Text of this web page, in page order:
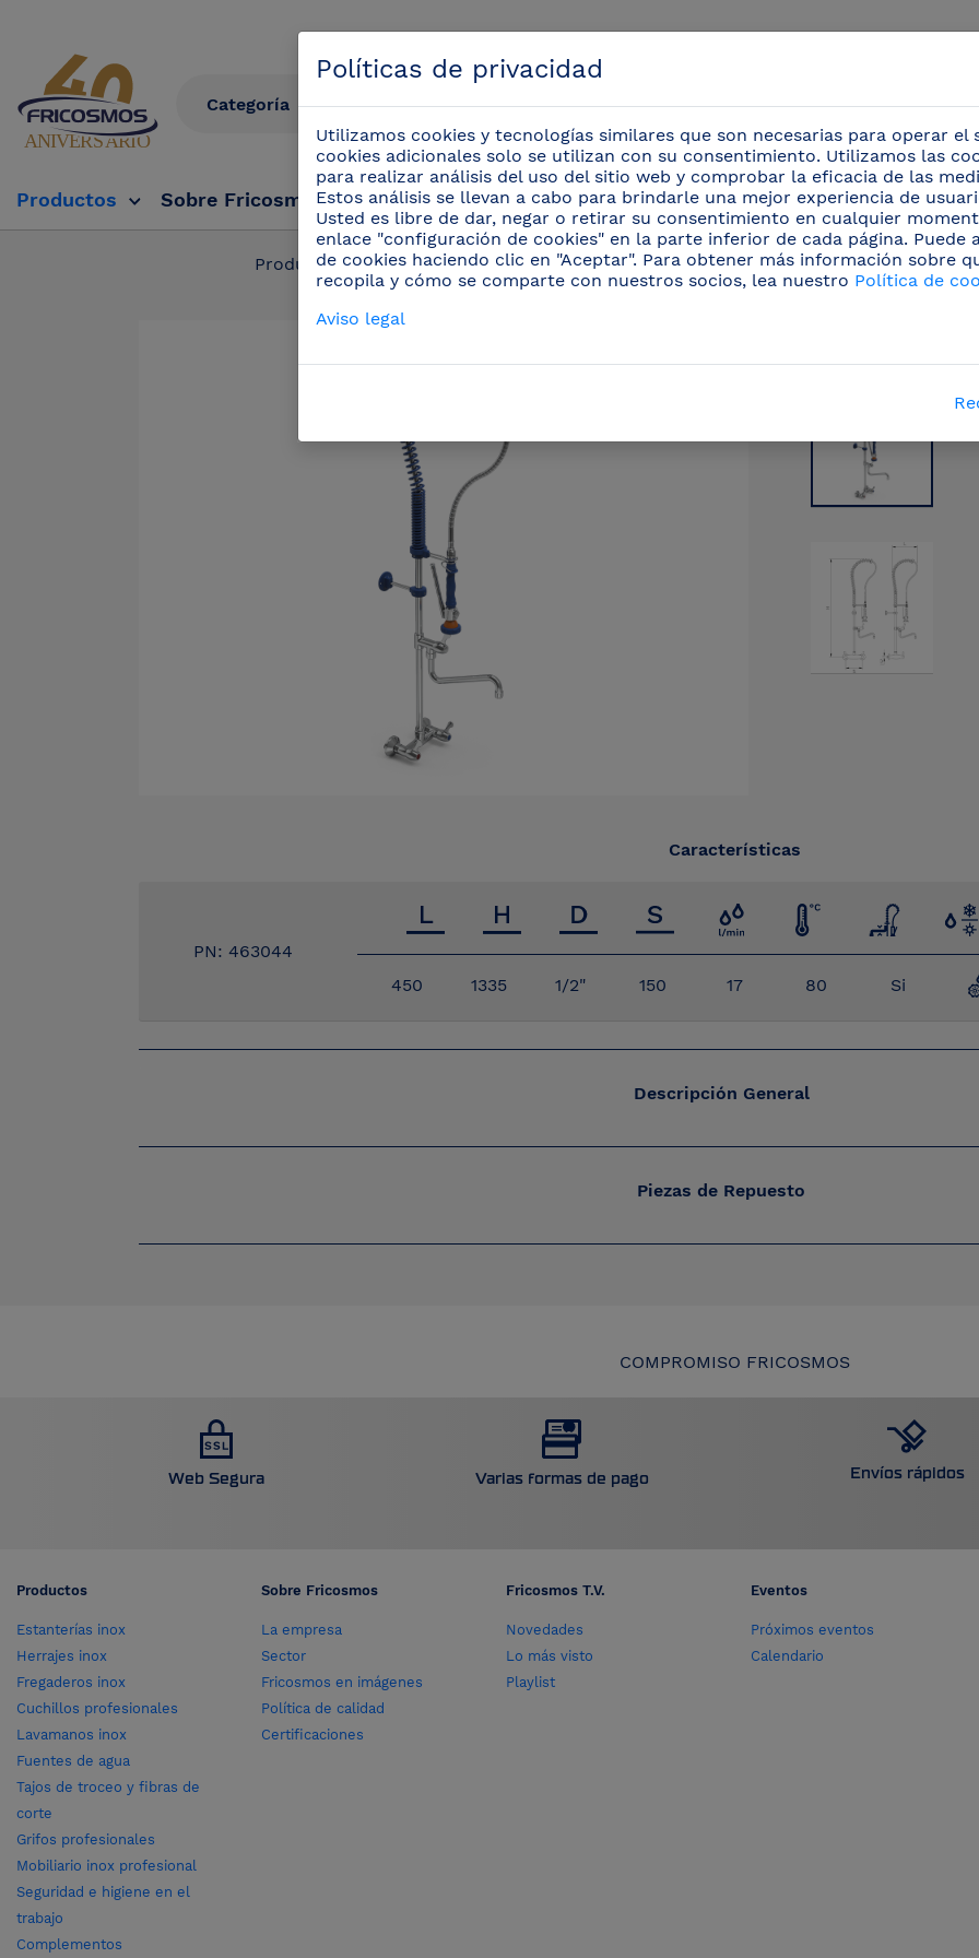
Productos Sobre Fricosmos Fricosmos Tv Eventos
Productos / Grifos profesionales / Grifos ducha murales (7) / Grifo
Características
PN: 463044
450
1335 1/2" 150 17 80 Si
Descripción General
Piezas de Repuesto
COMPROMISO FRICOSMOS
Web Segura Varias formas de pago Envíos rápidos
Productos
Estanterías inox
Herrajes inox
Fregaderos inox
Cuchillos profesionales
Lavamanos inox
Fuentes de agua
Tajos de troceo y fibras de
corte
Grifos profesionales
Mobiliario inox profesional
Seguridad e higiene en el
trabajo
Complementos
Sobre Fricosmos
La empresa
Sector
Fricosmos en imágenes
Política de calidad
Certificaciones
Fricosmos T.V.
Novedades
Lo más visto
Playlist
Eventos
Próximos eventos
Calendario
Políticas de privacidad
Utilizamos cookies y tecnologías similares que son necesarias para operar el
cookies adicionales solo se utilizan con su consentimiento. Utilizamos las
para realizar análisis del uso del sitio web y comprobar la eficacia de las
Estos análisis se llevan a cabo para brindarle una mejor experiencia de
Usted es libre de dar, negar o retirar su consentimiento en cualquier
enlace "configuración de cookies" en la parte inferior de cada página. Puede
de cookies haciendo clic en "Aceptar". Para obtener más información sobre
recopila y cómo se comparte con nuestros socios, lea nuestro Política de
Aviso legal